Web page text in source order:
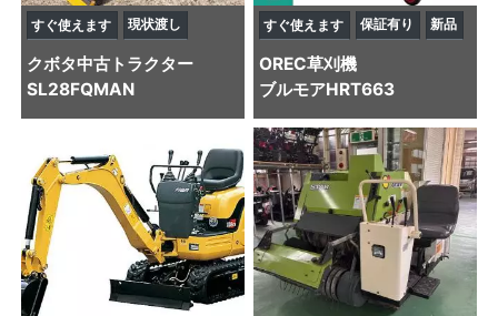
すぐ使えます 現状渡し
クボタ中古トラクター
SL28FQMAN
すぐ使えます 保証有り 新品
OREC草刈機
ブルモアHRT663